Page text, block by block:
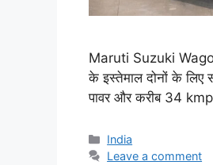
Maruti Suzuki
के इस्तेमाल दोनों के लिए
पावर और करीब 34
Categories
India
Leave a comment